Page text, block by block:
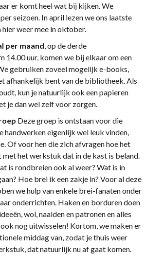
er komt heel wat bij kijken. We
seizoen. In april lezen we ons laatste
weer mee in oktober.
per maand, op de derde
14.00 uur, komen we bij elkaar om een
gebruiken zoveel mogelijk e-books,
afhankelijk bent van de bibliotheek. Als
kun je natuurlijk ook een papieren
je dan wel zelf voor zorgen.
Deze groep is ontstaan voor die
handwerken eigenlijk wel leuk vinden,
Of voor hen die zich afvragen hoe het
het werkstuk dat in de kast is beland.
is rondbreien ook al weer? Wat is in
Hoe brei ik een zakje in? Voor al deze
we hulp van enkele brei-fanaten onder
onderrichten. Haken en borduren doen
wol, naalden en patronen en alles
nog uitwisselen! Kortom, we maken er
middag van, zodat je thuis weer
dat natuurlijk nu af gaat komen.